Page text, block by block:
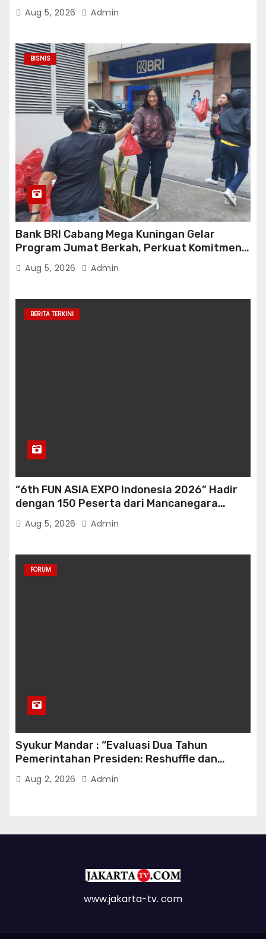
Aug 5, 2026 Admin
BISNIS
Bank BRI Cabang Mega Kuningan Gelar
Program Jumat Berkah, Perkuat Komitmen
untuk Saling Berbagai Kepada Masyarakat
Sekitar Kawasan Mega Kuningan
Aug 5, 2026 Admin
BERITA TERKINI
“6th FUN ASIA EXPO Indonesia 2026” Hadir
dengan 150 Peserta dari Mancanegara
perkuat Industri Taman Rekreasi Ekosistem
Pariwisata di Tanah Air
Aug 5, 2026 Admin
FORUM
Syukur Mandar : “Evaluasi Dua Tahun
Pemerintahan Presiden: Reshuffle dan
Efisiensi Kabinet Gemuk”
Aug 2, 2026 Admin
www.jakarta-tv. com